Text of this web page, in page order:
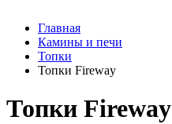
Главная
Камины и печи
Топки
Топки Fireway
Топки Fireway